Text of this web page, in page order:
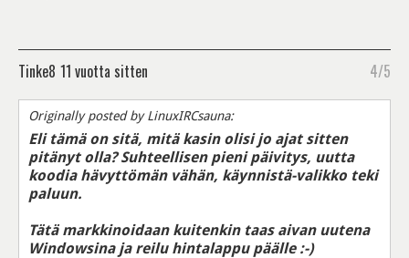
Tinke8 11 vuotta sitten 4/5
Originally posted by LinuxIRCsauna:
Eli tämä on sitä, mitä kasin olisi jo ajat sitten
pitänyt olla? Suhteellisen pieni päivitys, uutta
koodia hävyttömän vähän, käynnistä-valikko teki
paluun.
Tätä markkinoidaan kuitenkin taas aivan uutena
Windowsina ja reilu hintalappu päälle :-)